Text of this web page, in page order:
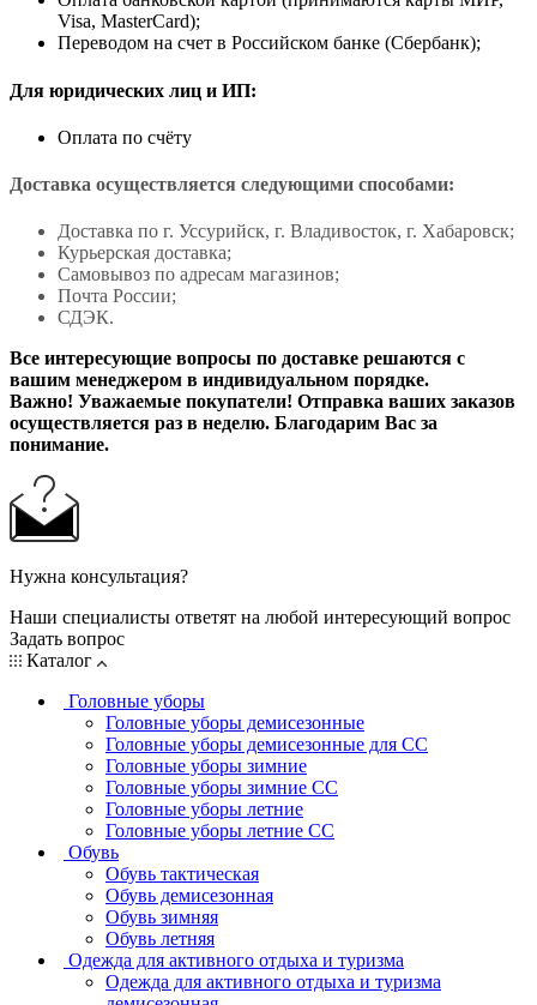
Visa, MasterCard);
Переводом на счет в Российском банке (Сбербанк);
Для юридических лиц и ИП:
Оплата по счёту
Доставка осуществляется следующими способами:
Доставка по г. Уссурийск, г. Владивосток, г. Хабаровск;
Курьерская доставка;
Самовывоз по адресам магазинов;
Почта России;
СДЭК.
Все интересующие вопросы по доставке решаются с
вашим менеджером в индивидуальном порядке.
Важно! Уважаемые покупатели! Отправка ваших заказов
осуществляется раз в неделю. Благодарим Вас за
понимание.
Нужна консультация?
Наши специалисты ответят на любой интересующий вопрос
Задать вопрос
Каталог
Головные уборы
Головные уборы демисезонные
Головные уборы демисезонные для СС
Головные уборы зимние
Головные уборы зимние СС
Головные уборы летние
Головные уборы летние СС
Обувь
Обувь тактическая
Обувь демисезонная
Обувь зимняя
Обувь летняя
Одежда для активного отдыха и туризма
Одежда для активного отдыха и туризма